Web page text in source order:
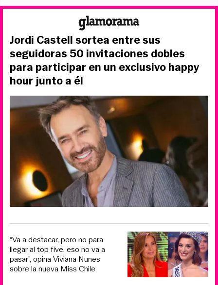
Jordi Castell sortea entre sus
seguidoras 50 invitaciones dobles
para participar en un exclusivo happy
hour junto a él
“Va a destacar, pero no para
llegar al top five, eso no va a
pasar”, opina Viviana Nunes
sobre la nueva Miss Chile